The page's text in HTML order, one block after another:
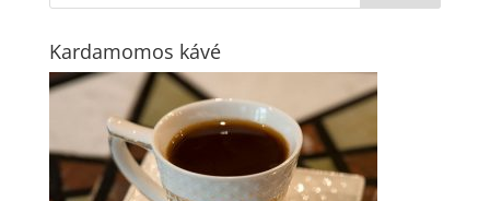
Kardamomos kávé